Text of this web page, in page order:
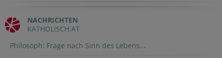
NACHRICHTEN
KATHOLISCH.AT
Philosoph: Frage nach Sinn des Lebens...